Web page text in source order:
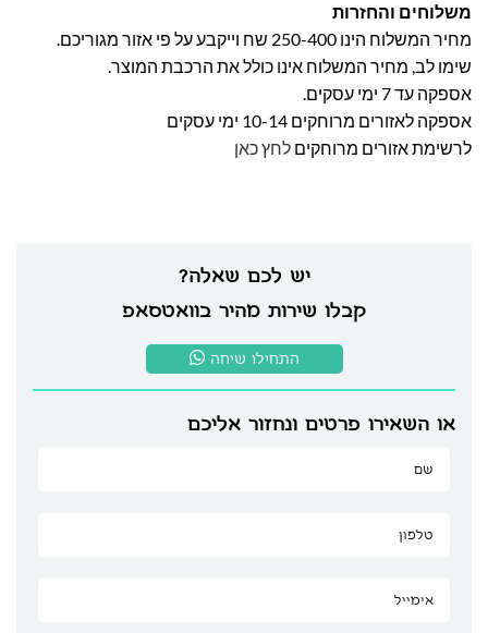
יש לכם שאלה?
קבלו שירות מהיר בוואטסאפ
התחילו שיחה
או השאירו פרטים ונחזור אליכם
משלוחים והחזרות
מחיר המשלוח הינו 250-400 שח וייקבע על פי אזור מגוריכם.
שימו לב, מחיר המשלוח אינו כולל את הרכבת המוצר.
אספקה עד 7 ימי עסקים.
אספקה לאזורים מרוחקים 10-14 ימי עסקים
לרשימת אזורים מרוחקים לחץ כאן